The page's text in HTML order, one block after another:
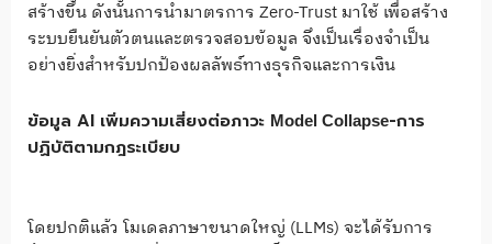
สร้างขึ้น ดังนั้นการนำมาตรการ Zero-Trust มาใช้ เพื่อสร้าง
ระบบยืนยันตัวตนและตรวจสอบข้อมูล จึงเป็นเรื่องจำเป็น
อย่างยิ่งสำหรับปกป้องผลลัพธ์ทางธุรกิจและการเงิน
ข้อมูล AI เพิ่มความเสี่ยงต่อภาวะ Model Collapse-การ
ปฏิบัติตามกฎระเบียบ
โดยปกติแล้ว โมเดลภาษาขนาดใหญ่ (LLMs) จะได้รับการ